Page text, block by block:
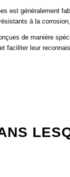
est généralement
à la
de manière
faciliter leur